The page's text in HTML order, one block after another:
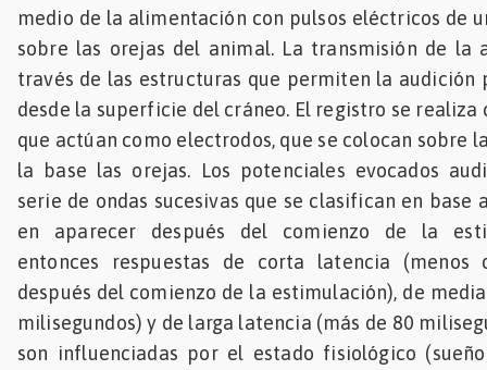
medio de la alimentación con pulsos eléctricos de
sobre las orejas del animal. La transmisión de la
través de las estructuras que permiten la audición
desde la superficie del cráneo. El registro se realiza
que actúan como electrodos, que se colocan sobre
la base las orejas. Los potenciales evocados
serie de ondas sucesivas que se clasifican en
en aparecer después del comienzo de la
entonces respuestas de corta latencia (menos
después del comienzo de la estimulación), de
milisegundos) y de larga latencia (más de 80
son influenciadas por el estado fisiológico